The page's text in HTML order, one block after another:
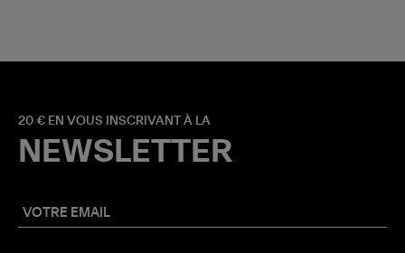
20 € EN VOUS INSCRIVANT À LA
NEWSLETTER